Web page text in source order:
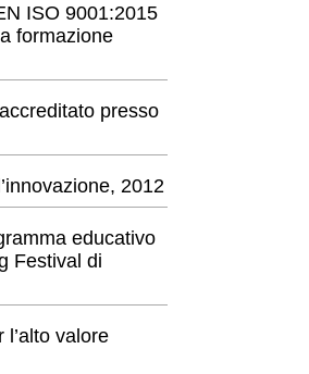
ISO 9001:2015
formazione
presso
2012
educativo
Festival di
l’alto valore